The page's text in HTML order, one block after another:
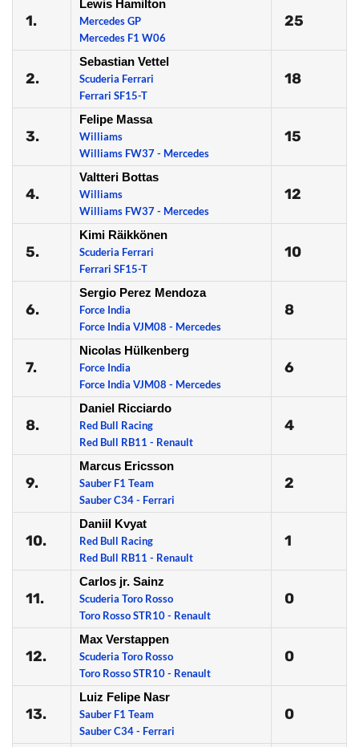
1.
Lewis Hamilton
Mercedes GP
Mercedes F1 W06
25
2.
Sebastian Vettel
Scuderia Ferrari
Ferrari SF15-T
18
3.
Felipe Massa
Williams
Williams FW37 - Mercedes
15
4.
Valtteri Bottas
Williams
Williams FW37 - Mercedes
12
5.
Kimi Räikkönen
Scuderia Ferrari
Ferrari SF15-T
10
6.
Sergio Perez Mendoza
Force India
Force India VJM08 - Mercedes
8
7.
Nicolas Hülkenberg
Force India
Force India VJM08 - Mercedes
6
8.
Daniel Ricciardo
Red Bull Racing
Red Bull RB11 - Renault
4
9.
Marcus Ericsson
Sauber F1 Team
Sauber C34 - Ferrari
2
10.
Daniil Kvyat
Red Bull Racing
Red Bull RB11 - Renault
1
11.
Carlos jr. Sainz
Scuderia Toro Rosso
Toro Rosso STR10 - Renault
0
12.
Max Verstappen
Scuderia Toro Rosso
Toro Rosso STR10 - Renault
0
13.
Luiz Felipe Nasr
Sauber F1 Team
Sauber C34 - Ferrari
0